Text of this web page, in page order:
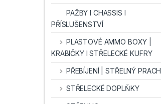
PAŽBY I CHASSIS I
PŘÍSLUŠENSTVÍ
PLASTOVÉ AMMO BOXY |
KRABIČKY I STŘELECKÉ KUFRY
PŘEBÍJENÍ | STŘELNÝ PRACH
STŘELECKÉ DOPLŇKY